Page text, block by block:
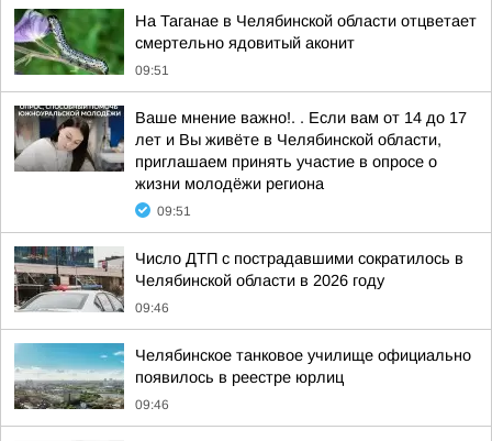
На Таганае в Челябинской области отцветает
смертельно ядовитый аконит
09:51
Ваше мнение важно!. . Если вам от 14 до 17
лет и Вы живёте в Челябинской области,
приглашаем принять участие в опросе о
жизни молодёжи региона
09:51
Число ДТП с пострадавшими сократилось в
Челябинской области в 2026 году
09:46
Челябинское танковое училище официально
появилось в реестре юрлиц
09:46